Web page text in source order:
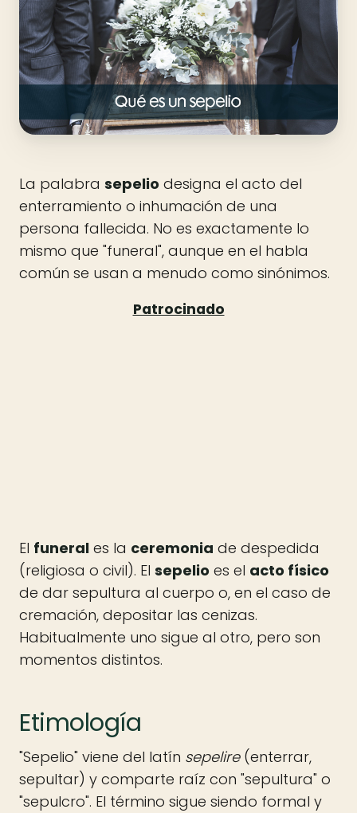
La palabra sepelio designa el acto del
enterramiento o inhumación de una
persona fallecida. No es exactamente lo
mismo que "funeral", aunque en el habla
común se usan a menudo como sinónimos.
El funeral es la ceremonia de despedida
(religiosa o civil). El sepelio es el acto físico
de dar sepultura al cuerpo o, en el caso de
cremación, depositar las cenizas.
Habitualmente uno sigue al otro, pero son
momentos distintos.
Etimología
"Sepelio" viene del latín sepelire(enterrar,
sepultar) y comparte raíz con "sepultura" o
"sepulcro". El término sigue siendo formal y